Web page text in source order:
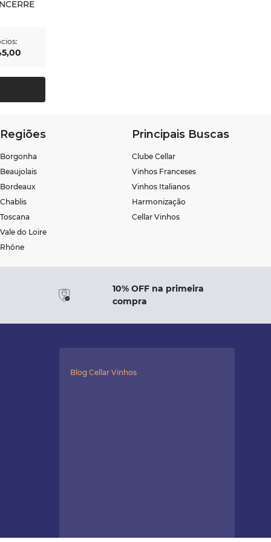
,00
Regiões
Borgonha
Beaujolais
Bordeaux
Chablis
Toscana
Vale do Loire
Rhône
Principais Buscas
Clube Cellar
Vinhos Franceses
Vinhos Italianos
Harmonização
Cellar Vinhos
10% OFF na primeira
compra